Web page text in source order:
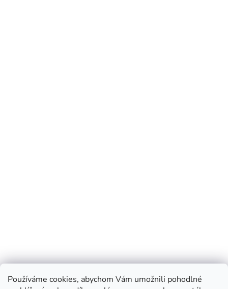
Používáme cookies, abychom Vám umožnili pohodlné